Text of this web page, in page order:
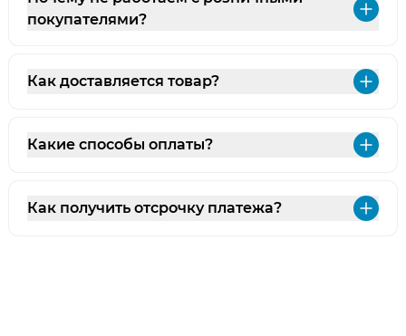
покупателями?
Как доставляется товар?
Какие способы оплаты?
Как получить отсрочку платежа?